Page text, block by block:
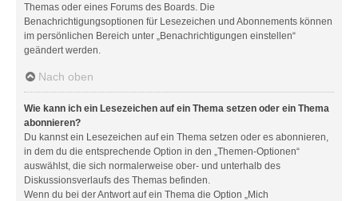
Themas oder eines Forums des Boards. Die
Benachrichtigungsoptionen für Lesezeichen und Abonnements können
im persönlichen Bereich unter „Benachrichtigungen einstellen“
geändert werden.
Nach oben
Wie kann ich ein Lesezeichen auf ein Thema setzen oder ein Thema
abonnieren?
Du kannst ein Lesezeichen auf ein Thema setzen oder es abonnieren,
in dem du die entsprechende Option in den „Themen-Optionen“
auswählst, die sich normalerweise ober- und unterhalb des
Diskussionsverlaufs des Themas befinden.
Wenn du bei der Antwort auf ein Thema die Option „Mich